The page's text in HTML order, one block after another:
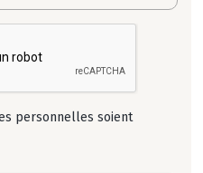
personnelles soient